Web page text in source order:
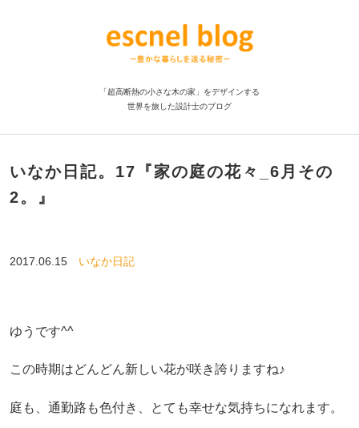
「超高断熱の小さな木の家」をデザインする
世界を旅した設計士のブログ
いなか日記。17『家の庭の花々_6月その
2。』
2017.06.15 いなか日記
ゆうです^^
この時期はどんどん新しい花が咲き誇りますね♪
庭も、通勤路も色付き、とても幸せな気持ちになれます。